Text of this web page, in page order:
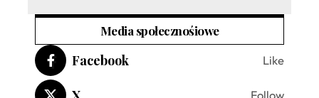
Media społecznośiowe
Facebook Like
Follow